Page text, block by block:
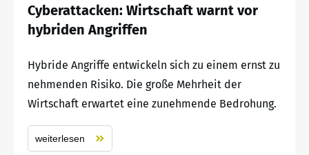
Cyberattacken: Wirtschaft warnt vor
hybriden Angriffen
Hybride Angriffe entwickeln sich zu einem ernst zu
nehmenden Risiko. Die große Mehrheit der
Wirtschaft erwartet eine zunehmende Bedrohung.
weiterlesen